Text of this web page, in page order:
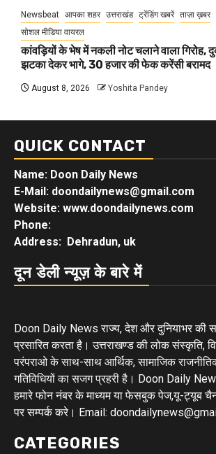
Newsbeat आपका शहर उत्तराखंड ट्रेंडिंग खबरें ताज़ा ख़बर
सोशल मीडिया वायरल
कांवड़ियों के भेष में नकली नोट चलाने वाला गिरोह,
झटका देकर भागे, 30 हजार की फेक करेंसी बरामद
August 8, 2026 Yoshita Pandey
QUICK CONTACT
Name: Doon Daily News
E-Mail: doondailynews@gmail.com
Website: www.doondailynews.com
Phone:
Address: Dehradun, uk
दून डेली न्यूज़ के बारे में
Doon Daily News राज्य, देश और दुनियाभर की
प्रसारित करता है। उत्तराखण्ड की लोक संस्कृति,
परंपराओ के साथ-साथ आर्थिक, सामाजिक
गतिविधियों का सजग प्रहरी है। Doon Daily
हमारे फोन नंबर के माध्यम या फेसबुक पेज,यू-ट्यूब
पर सम्पर्क करे। Email:
CATEGORIES